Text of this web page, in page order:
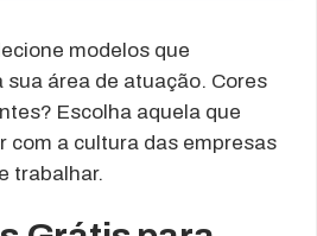
modelos que
sua área de atuação. Cores
Escolha aquela que
com a cultura das empresas
trabalhar.